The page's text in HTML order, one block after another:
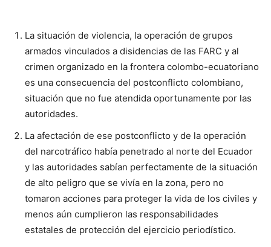
La situación de violencia, la operación de grupos
armados vinculados a disidencias de las FARC y al
crimen organizado en la frontera colombo-ecuatoriano
es una consecuencia del postconflicto colombiano,
situación que no fue atendida oportunamente por las
autoridades.
La afectación de ese postconflicto y de la operación
del narcotráfico había penetrado al norte del Ecuador
y las autoridades sabían perfectamente de la situación
de alto peligro que se vivía en la zona, pero no
tomaron acciones para proteger la vida de los civiles y
menos aún cumplieron las responsabilidades
estatales de protección del ejercicio periodístico.